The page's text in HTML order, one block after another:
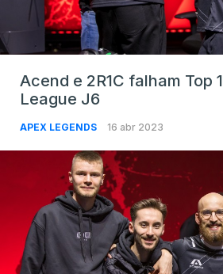
Acend e 2R1C falham Top
League J6
APEX LEGENDS 16 abr 2023